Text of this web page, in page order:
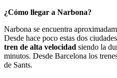
¿Cómo llegar a Narbona?
Narbona se encuentra
Desde hace poco estas dos
tren de alta velocidad siendo la
minutos. Desde Barcelona los
de Sants.